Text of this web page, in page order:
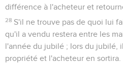
différence à l'acheteur et
28 S'il ne trouve pas de quoi lui
qu'il a vendu restera entre les
l'année du jubilé ; lors du jubilé,
propriété et l'acheteur en sortira.